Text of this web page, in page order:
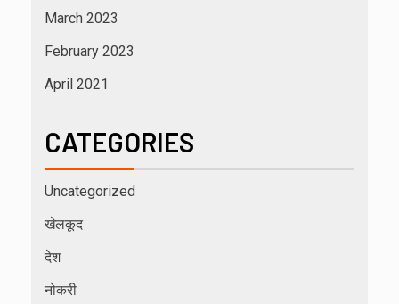
March 2023
February 2023
April 2021
CATEGORIES
Uncategorized
खेलकूद
देश
नोकरी